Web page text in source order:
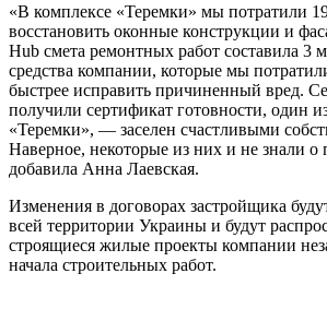
«В комплексе «Теремки» мы потратили
восстановить оконные конструкции и
Hub смета ремонтных работ составила 3
средства компании, которые мы
быстрее исправить причиненный вред.
получили сертификат готовности, один
«Теремки», — заселен счастливыми
Наверное, некоторые из них и не знали
добавила Анна Лаевская.
Изменения в договорах застройщика
всей территории Украины и будут
строящиеся жилые проекты компании
начала строительных работ.